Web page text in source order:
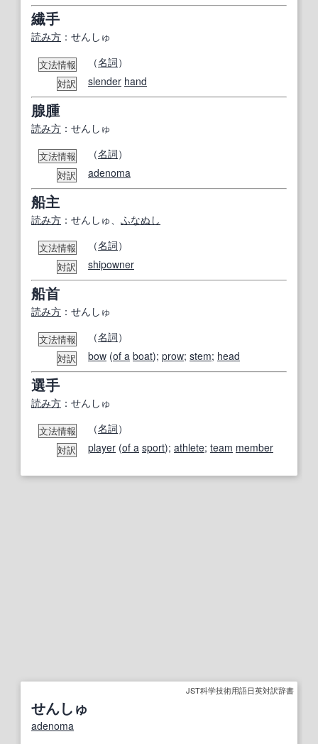
繊手
読み方 ：せんしゅ
文法情報 （名詞）
対訳 slender hand
腺腫
読み方 ：せんしゅ
文法情報 （名詞）
対訳 adenoma
船主
読み方 ：せんしゅ、 ふなぬし
文法情報 （名詞）
対訳 shipowner
船首
読み方 ：せんしゅ
文法情報 （名詞）
対訳 bow (of a boat); prow; stem; head
選手
読み方 ：せんしゅ
文法情報 （名詞）
対訳 player (of a sport); athlete; team member
JST科学技術用語日英対訳辞書
せんしゅ
adenoma